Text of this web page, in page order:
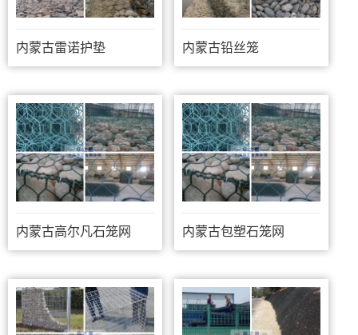
内蒙古雷诺护垫 内蒙古铅丝笼
内蒙古高尔凡石笼网 内蒙古包塑石笼网